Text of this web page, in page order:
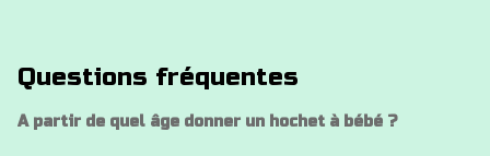
Questions fréquentes
A partir de quel âge donner un hochet à bébé ?